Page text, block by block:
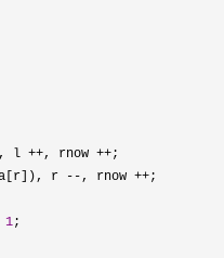
++, rnow ++;
r --, rnow ++;
1;